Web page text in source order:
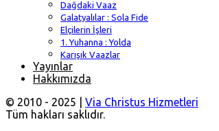
Dağdaki Vaaz
Galatyalılar : Sola Fide
Elçilerin İşleri
1. Yuhanna : Yolda
Karışık Vaazlar
Yayınlar
Hakkımızda
© 2010 - 2025 | Via Christus Hizmetleri
Tüm hakları saklıdır.